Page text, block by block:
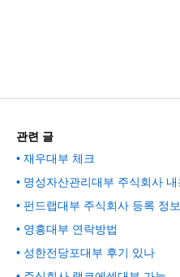
관련 글
재우대부 체크
명성자산관리대부 주식회사 내
펀드랩대부 주식회사 등록 정보
영흥대부 연락방법
성한전당포대부 후기 있나